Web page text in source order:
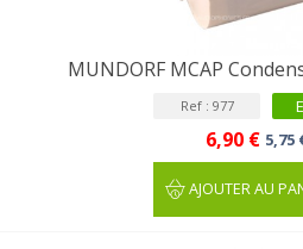
MUNDORF MCAP
Ref : 977
6,90 € 5,75
AJOUTER AU